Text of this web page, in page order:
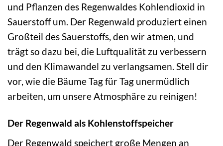
und Pflanzen des Regenwaldes Kohlendioxid in
Sauerstoff um. Der Regenwald produziert einen
Großteil des Sauerstoffs, den wir atmen, und
trägt so dazu bei, die Luftqualität zu verbessern
und den Klimawandel zu verlangsamen. Stell dir
vor, wie die Bäume Tag für Tag unermüdlich
arbeiten, um unsere Atmosphäre zu reinigen!
Der Regenwald als Kohlenstoffspeicher
Der Regenwald speichert große Mengen an